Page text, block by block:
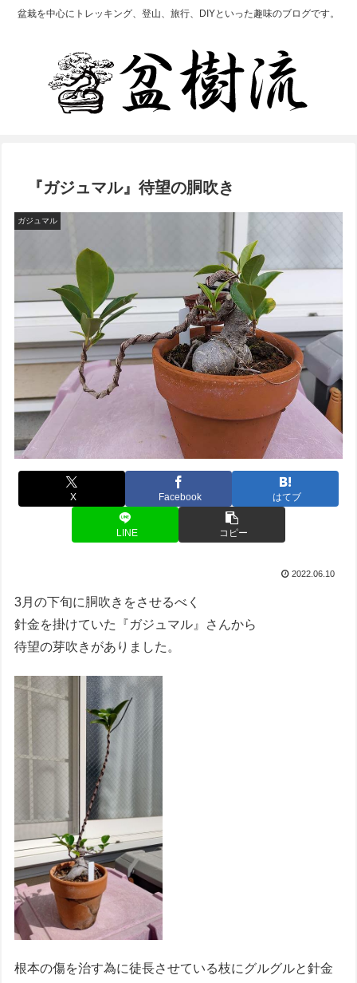
盆栽を中心にトレッキング、登山、旅行、DIYといった趣味のブログです。
『ガジュマル』待望の胴吹き
ガジュマル
X Facebook はてブ
LINE コピー
2022.06.10
3月の下旬に胴吹きをさせるべく
針金を掛けていた『ガジュマル』さんから
待望の芽吹きがありました。
根本の傷を治す為に徒長させている枝にグルグルと針金